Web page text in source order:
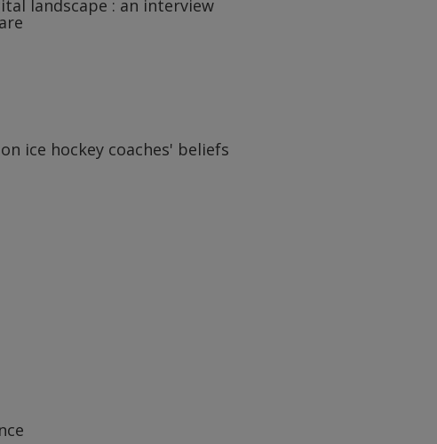
landscape : an interview
ice hockey coaches' beliefs